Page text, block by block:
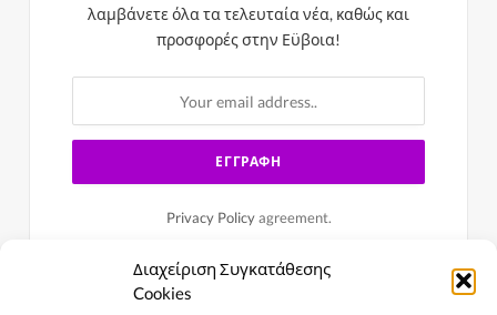
Διαχείριση Συγκατάθεσης
Cookies
λαμβάνετε όλα τα τελευταία νέα, καθώς και
προσφορές στην Εϋβοια!
Privacy Policyagreement.